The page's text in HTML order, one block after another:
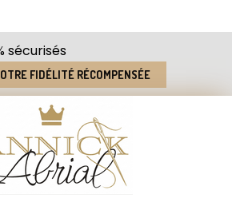
% sécurisés
FIDÉLITÉ RÉCOMPENSÉE